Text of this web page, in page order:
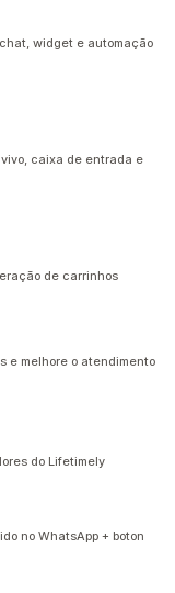
widget e automação
caixa de entrada e
de carrinhos
e melhore o atendimento
do Lifetimely
no WhatsApp + boton